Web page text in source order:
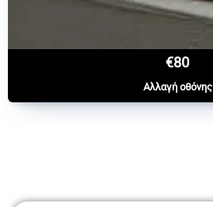
€80
Αλλαγή οθόνης